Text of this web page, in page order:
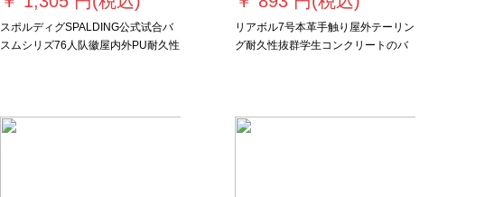
スポルディグSPALDING公式试合バ
スムシリズ76人队徽屋内外PU耐久性
リアボル7号本革手触り屋外テーリン
グ耐久性抜群学生コンクリートのバ